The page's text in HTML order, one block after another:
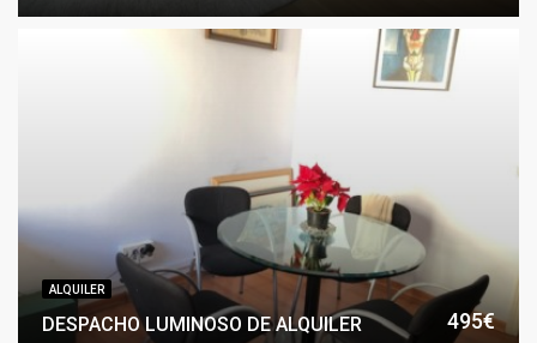
495€
ALQUILER
DESPACHO LUMINOSO DE ALQUILER